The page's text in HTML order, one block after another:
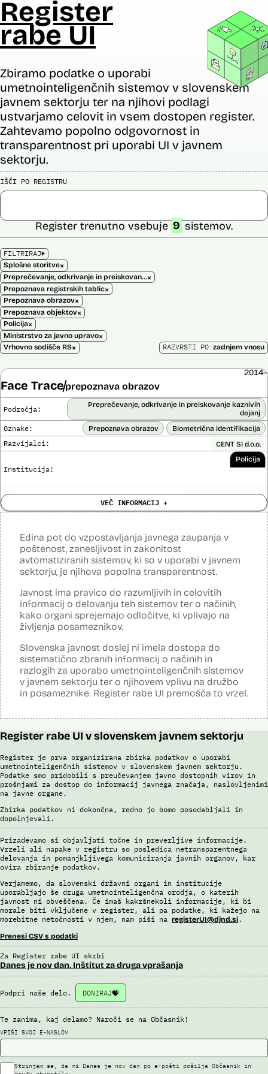
Register
rabe UI
Zbiramo podatke o uporabi
umetnointeligenčnih sistemov v slovenskem
javnem sektorju ter na njihovi podlagi
ustvarjamo celovit in vsem dostopen register.
Zahtevamo popolno odgovornost in
transparentnost pri uporabi UI v javnem
sektorju.
IŠČI PO REGISTRU
FILTRIRAJ
Splošne storitve×
Preprečevanje, odkrivanje in preiskovanje kaznivih dejanj×
Prepoznava registrskih tablic×
Prepoznava obrazov×
Prepoznava objektov×
Policija×
Ministrstvo za javno upravo×
Vrhovno sodišče RS×
Register trenutno vsebuje 9 sistemov.
RAZVRSTI PO:zadnjem vnosu
Face Traceprepoznava obrazov
2014–
Področja:
Preprečevanje, odkrivanje in preiskovanje kaznivih
dejanj
Oznake: Prepoznava obrazov Biometrična identifikacija
Razvijalci: CENT SI d.o.o.
Institucija:
Policija
Cena: 39.650,00 EUR z DDV
Ni časovno omejena
opravljena:
Analiza učinka na osebne podatke opravljena:
Posodobljeno: 3. december 2024
Sistem uporablja algoritme za izdelavo in iskanje biometričnih
razpoznavnih znakov podjetja Neurotechnology (tehnologija
VeriLook). Vsebuje dva spletna servisa, ki sta integrirana v obstoječo
Evidenco fotografiranih oseb policije: prvi je namenjen označevanju
osebnih razpoznavnih znakov, drugi primerjanju fotografij obraza
neznane (iskane) osebe z množico znanih oseb v Evidenci
fotografiranih oseb policije. Aplikacija pripravi rangiran seznam oseb
po podobnostih obraza. V foto album za prepoznavo oseb lahko
uporabnik izbere samo tiste fotografije, ki v podobnosti dosežejo
dovolj visok prag ujemanja. Končno identifikacijo osebe mora
strokovnjak za primerjavo obraznih značilnosti opraviti ročno.
Sistem uporablja sledeče podatke: Evidenca fotografiranih oseb
policije (del informacijsko telekomunikacijskega sistema policije
Viri:
Brošura 60 let informacijsko telekomunikacijskega sistema policije
Spletno mesto podjetja Neurotechnology, podstran VeriLook
Poročilo Automating Society report 2020 za Slovenijo
Odgovor na zahtevo za dostop do informacij javnega značaja
Dokument Povabilo k oddaji ponudbe
VEČ INFORMACIJ +
Edina pot do vzpostavljanja javnega zaupanja v
poštenost, zanesljivost in zakonitost
avtomatiziranih sistemov, ki so v uporabi v javnem
sektorju, je njihova popolna transparentnost.
Javnost ima pravico do razumljivih in celovitih
informacij o delovanju teh sistemov ter o načinih,
kako organi sprejemajo odločitve, ki vplivajo na
življenja posameznikov.
Slovenska javnost doslej ni imela dostopa do
sistematično zbranih informacij o načinih in
razlogih za uporabo umetnointeligenčnih sistemov
v javnem sektorju ter o njihovem vplivu na družbo
in posameznike. Register rabe UI premošča to vrzel.
Register rabe UI v slovenskem javnem sektorju
Register je prva organizirana zbirka podatkov o uporabi
umetnointeligenčnih sistemov v slovenskem javnem sektorju.
Podatke smo pridobili s preučevanjem javno dostopnih virov in
prošnjami za dostop do informacij javnega značaja, naslovljenimi
na javne organe.
Zbirka podatkov ni dokončna, redno jo bomo posodabljali in
dopolnjevali.
Prizadevamo si objavljati točne in preverljive informacije.
Vrzeli ali napake v registru so posledica netransparentnega
delovanja in pomanjkljivega komuniciranja javnih organov, kar
ovira zbiranje podatkov.
Verjamemo, da slovenski državni organi in institucije
uporabljajo še druga umetnointeligenčna orodja, o katerih
javnost ni obveščena. Če imaš kakršnekoli informacije, ki bi
morale biti vključene v register, ali pa podatke, ki kažejo na
morebitne netočnosti v njem, nam piši na registerUI@djnd.si.
Prenesi CSV s podatki
Za Register rabe UI skrbi
Danes je nov dan, Inštitut za druga vprašanja
Podpri naše delo. DONIRAJ
Te zanima, kaj delamo? Naroči se na Občasnik!
VPIŠI SVOJ E-NASLOV
Strinjam se, da mi Danes je nov dan po e-pošti pošilja Občasnik in